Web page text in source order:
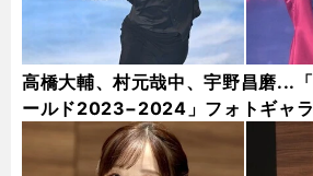
高橋大輔、村元哉中、宇野昌磨...
ールド2023−2024」フォトギャ